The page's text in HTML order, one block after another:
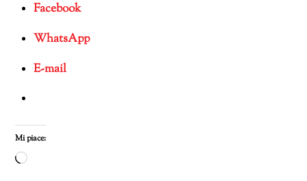
Facebook
WhatsApp
E-mail
Mi piace:
Caricamento